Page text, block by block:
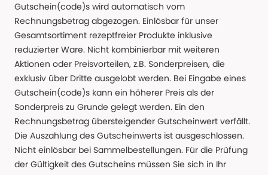
Gutschein(code)s wird automatisch vom
Rechnungsbetrag abgezogen. Einlösbar für unser
Gesamtsortiment rezeptfreier Produkte inklusive
reduzierter Ware. Nicht kombinierbar mit weiteren
Aktionen oder Preisvorteilen, z.B. Sonderpreisen, die
exklusiv über Dritte ausgelobt werden. Bei Eingabe eines
Gutschein(code)s kann ein höherer Preis als der
Sonderpreis zu Grunde gelegt werden. Ein den
Rechnungsbetrag übersteigender Gutscheinwert verfällt.
Die Auszahlung des Gutscheinwerts ist ausgeschlossen.
Nicht einlösbar bei Sammelbestellungen. Für die Prüfung
der Gültigkeit des Gutscheins müssen Sie sich in Ihr